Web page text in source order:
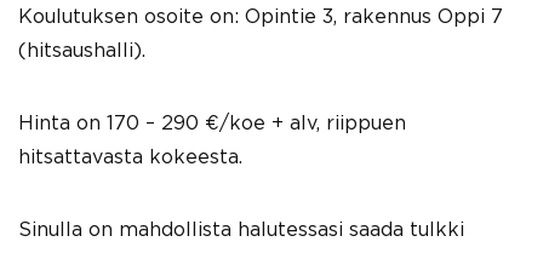
Koulutuksen osoite on: Opintie 3, rakennus Oppi 7
(hitsaushalli).
Hinta on 170 – 290 €/koe + alv, riippuen
hitsattavasta kokeesta.
Sinulla on mahdollista halutessasi saada tulkki